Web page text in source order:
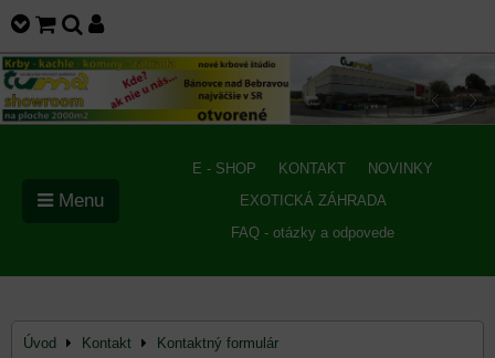
E - SHOP KONTAKT
NOVINKY
EXOTICKÁ ZÁHRADA
FAQ - otázky a odpovede
Menu
Úvod Kontakt Kontaktný formulár